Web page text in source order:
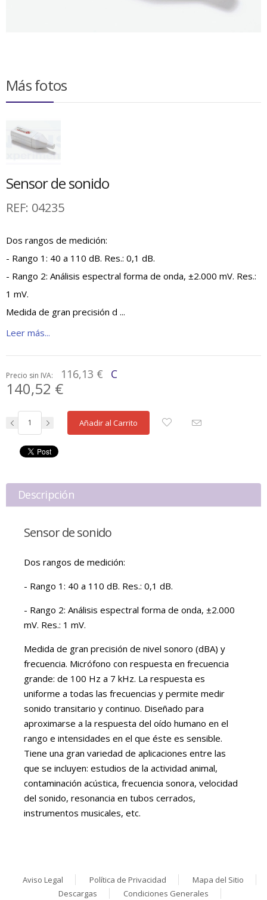
Más fotos
Sensor de sonido
REF: 04235
Dos rangos de medición:
- Rango 1: 40 a 110 dB. Res.: 0,1 dB.
- Rango 2: Análisis espectral forma de onda, ±2.000 mV. Res.:
1 mV.
Medida de gran precisión d ...
Leer más...
Precio sin IVA: 116,13 € C
140,52 €
Añadir al Carrito
Descripción
Sensor de sonido
Dos rangos de medición:
- Rango 1: 40 a 110 dB. Res.: 0,1 dB.
- Rango 2: Análisis espectral forma de onda, ±2.000
mV. Res.: 1 mV.
Medida de gran precisión de nivel sonoro (dBA) y
frecuencia. Micrófono con respuesta en frecuencia
grande: de 100 Hz a 7 kHz. La respuesta es
uniforme a todas las frecuencias y permite medir
sonido transitario y continuo. Diseñado para
aproximarse a la respuesta del oído humano en el
rango e intensidades en el que éste es sensible.
Tiene una gran variedad de aplicaciones entre las
que se incluyen: estudios de la actividad animal,
contaminación acústica, frecuencia sonora, velocidad
del sonido, resonancia en tubos cerrados,
instrumentos musicales, etc.
Aviso Legal Política de Privacidad
Mapa del Sitio
Descargas
Condiciones Generales